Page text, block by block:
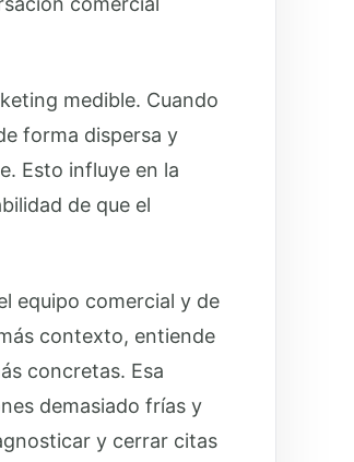
medible. Cuando
forma dispersa y
Esto influye en la
de que el
equipo comercial y de
contexto, entiende
concretas. Esa
demasiado frías y
y cerrar citas